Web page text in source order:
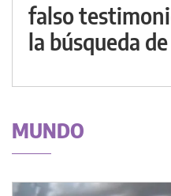
falso
la búsqueda
MUNDO